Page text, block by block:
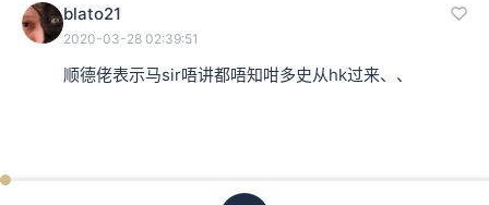
blato21
2020-03-28 02:39:51
顺德佬表示马sir唔讲都唔知咁多史从hk过来、、